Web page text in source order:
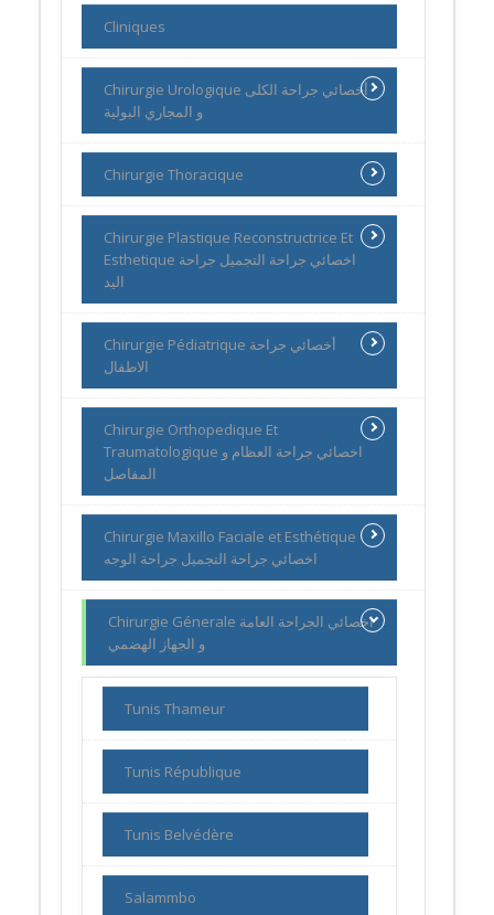
Cliniques
Chirurgie Urologique أخصائي جراحة الكلى
و المجاري البولية
Chirurgie Thoracique
Chirurgie Plastique Reconstructrice Et
Esthetique اخصائي جراحة التجميل جراحة
اليد
Chirurgie Pédiatrique أخصائي جراحة
الاطفال
Chirurgie Orthopedique Et
Traumatologique اخصائي جراحة العظام و
المفاصل
Chirurgie Maxillo Faciale et Esthétique
اخصائي جراحة التجميل جراحة الوجه
Chirurgie Génerale اخصائي الجراحة العامة
و الجهاز الهضمي
Tunis Thameur
Tunis République
Tunis Belvédère
Salammbo